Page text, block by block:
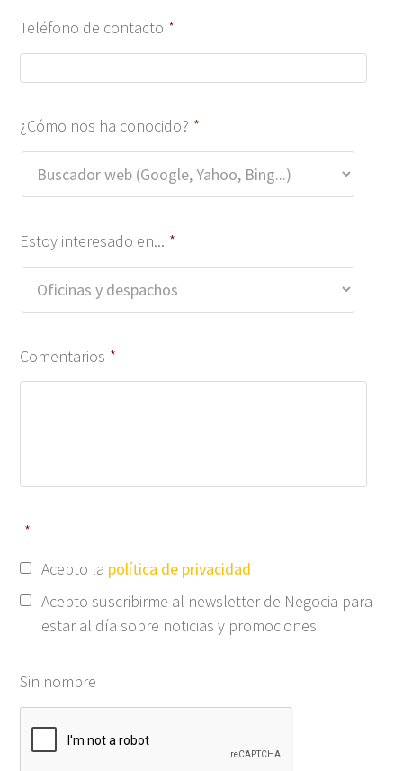
Teléfono de contacto *
¿Cómo nos ha conocido? *
Estoy interesado en... *
Comentarios *
*
Acepto la política de privacidad
Acepto suscribirme al newsletter de Negocia para
estar al día sobre noticias y promociones
Sin nombre